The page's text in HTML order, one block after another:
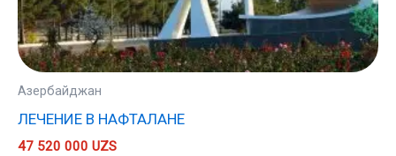
Азербайджан
ЛЕЧЕНИЕ В НАФТАЛАНЕ
47 520 000 UZS